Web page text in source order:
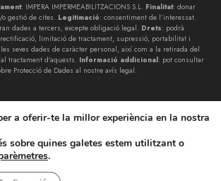
: IMPERA IMPERMEABILITZACIONS S.L. Finalitat: donar
gestió de cites. Legitimació: consentiment de l’interessat.
dades a tercers, excepte obligació legal. Drets: podrà
limitació de tractament, supressió, portabilitat i
seves dades de caràcter personal, així com a la retirada del
tractament d’aquests. Informació addicional: pot consultar
Protecció de Dades al nostre avís legal.
SL © 2026. Tots els drets
a oferir-te la millor experiència en la nostra
sobre quines galetes estem utilitzant o
.